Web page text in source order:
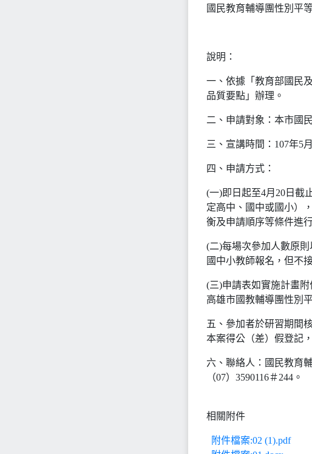
國民教育輔導團性別平
說明：
一、依據「教育部國民
品質要點」辦理。
二、申請對象：本市國
三、宣講時間：107年5
四、申請方式：
(一)即日起至4月20日截
定高中、國中或國小）
衡及申請順序等條件進
(二)每場次參加人數原
國中小教師報名，但不
(三)申請表如實施計畫
高雄市國教輔導團性別
五、參加者於研習期間
本案得公（差）假登記
六、聯絡人：國民教育
（07）3590116＃244。
相關附件
附件檔案:02 (1).pdf